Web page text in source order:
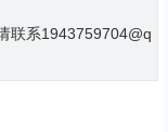
联系1943759704@q